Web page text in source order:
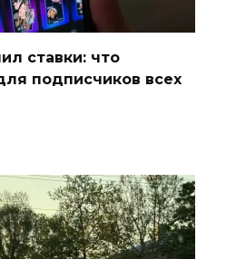
ставки: что
подписчиков всех